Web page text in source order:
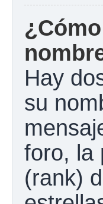
Hay
su
foro, la
(rank)